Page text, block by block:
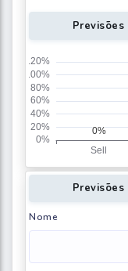
Previsões
Previsões
Nome